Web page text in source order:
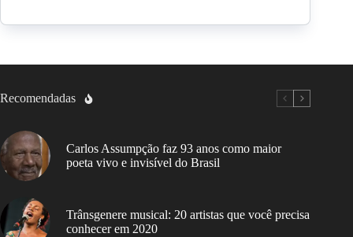
Recomendadas
Carlos Assumpção faz 93 anos como maior
poeta vivo e invisível do Brasil
Trânsgenere musical: 20 artistas que você precisa
conhecer em 2020